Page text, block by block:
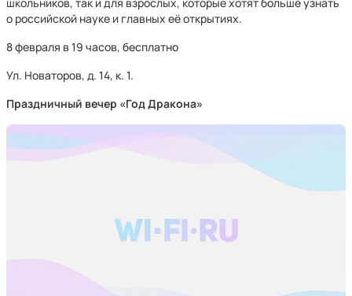
о российской науке и главных её открытиях.
8 февраля в 19 часов, бесплатно
Ул. Новаторов, д. 14, к. 1.
Праздничный вечер «Год Дракона»